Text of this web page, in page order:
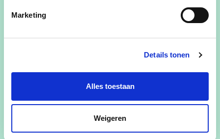
Marketing
Details tonen
Alles toestaan
Weigeren
lees meer